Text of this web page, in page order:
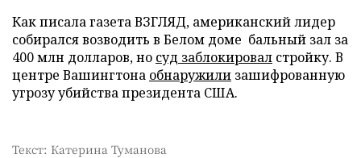
Как писала газета ВЗГЛЯД, американский лидер
собирался возводить в Белом доме бальный зал за
400 млн долларов, но суд заблокировал стройку. В
центре Вашингтона обнаружили зашифрованную
угрозу убийства президента США.
Текст: Катерина Туманова